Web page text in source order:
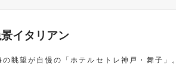
イタリアン
眺望が自慢の「ホテルセトレ神戸・舞子